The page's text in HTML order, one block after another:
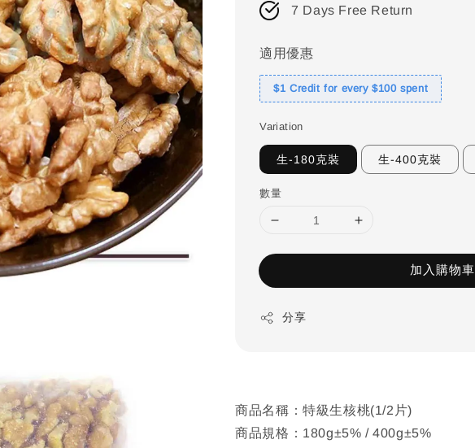
7 Days Free Return
適用優惠
$1 Credit for every $100 spent
Variation
生-180克裝 生-400克裝
數量
加入購物車
分享
商品名稱：特級生核桃(1/2片)
商品規格：180g±5% / 400g±5%